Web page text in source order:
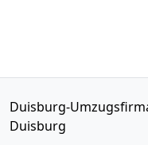
Duisburg-
Duisburg